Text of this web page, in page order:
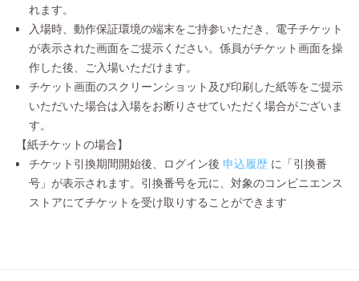
れます。
入場時、動作保証環境の端末をご持参いただき、電子チケット
が表示された画面をご提示ください。係員がチケット画面を操
作した後、ご入場いただけます。
チケット画面のスクリーンショット及び印刷した紙等をご提示
いただいた場合は入場をお断りさせていただく場合がございま
す。
【紙チケットの場合】
チケット引換期間開始後、ログイン後 申込履歴 に「引換番
号」が表示されます。引換番号を元に、対象のコンビニエンス
ストアにてチケットを受け取りすることができます